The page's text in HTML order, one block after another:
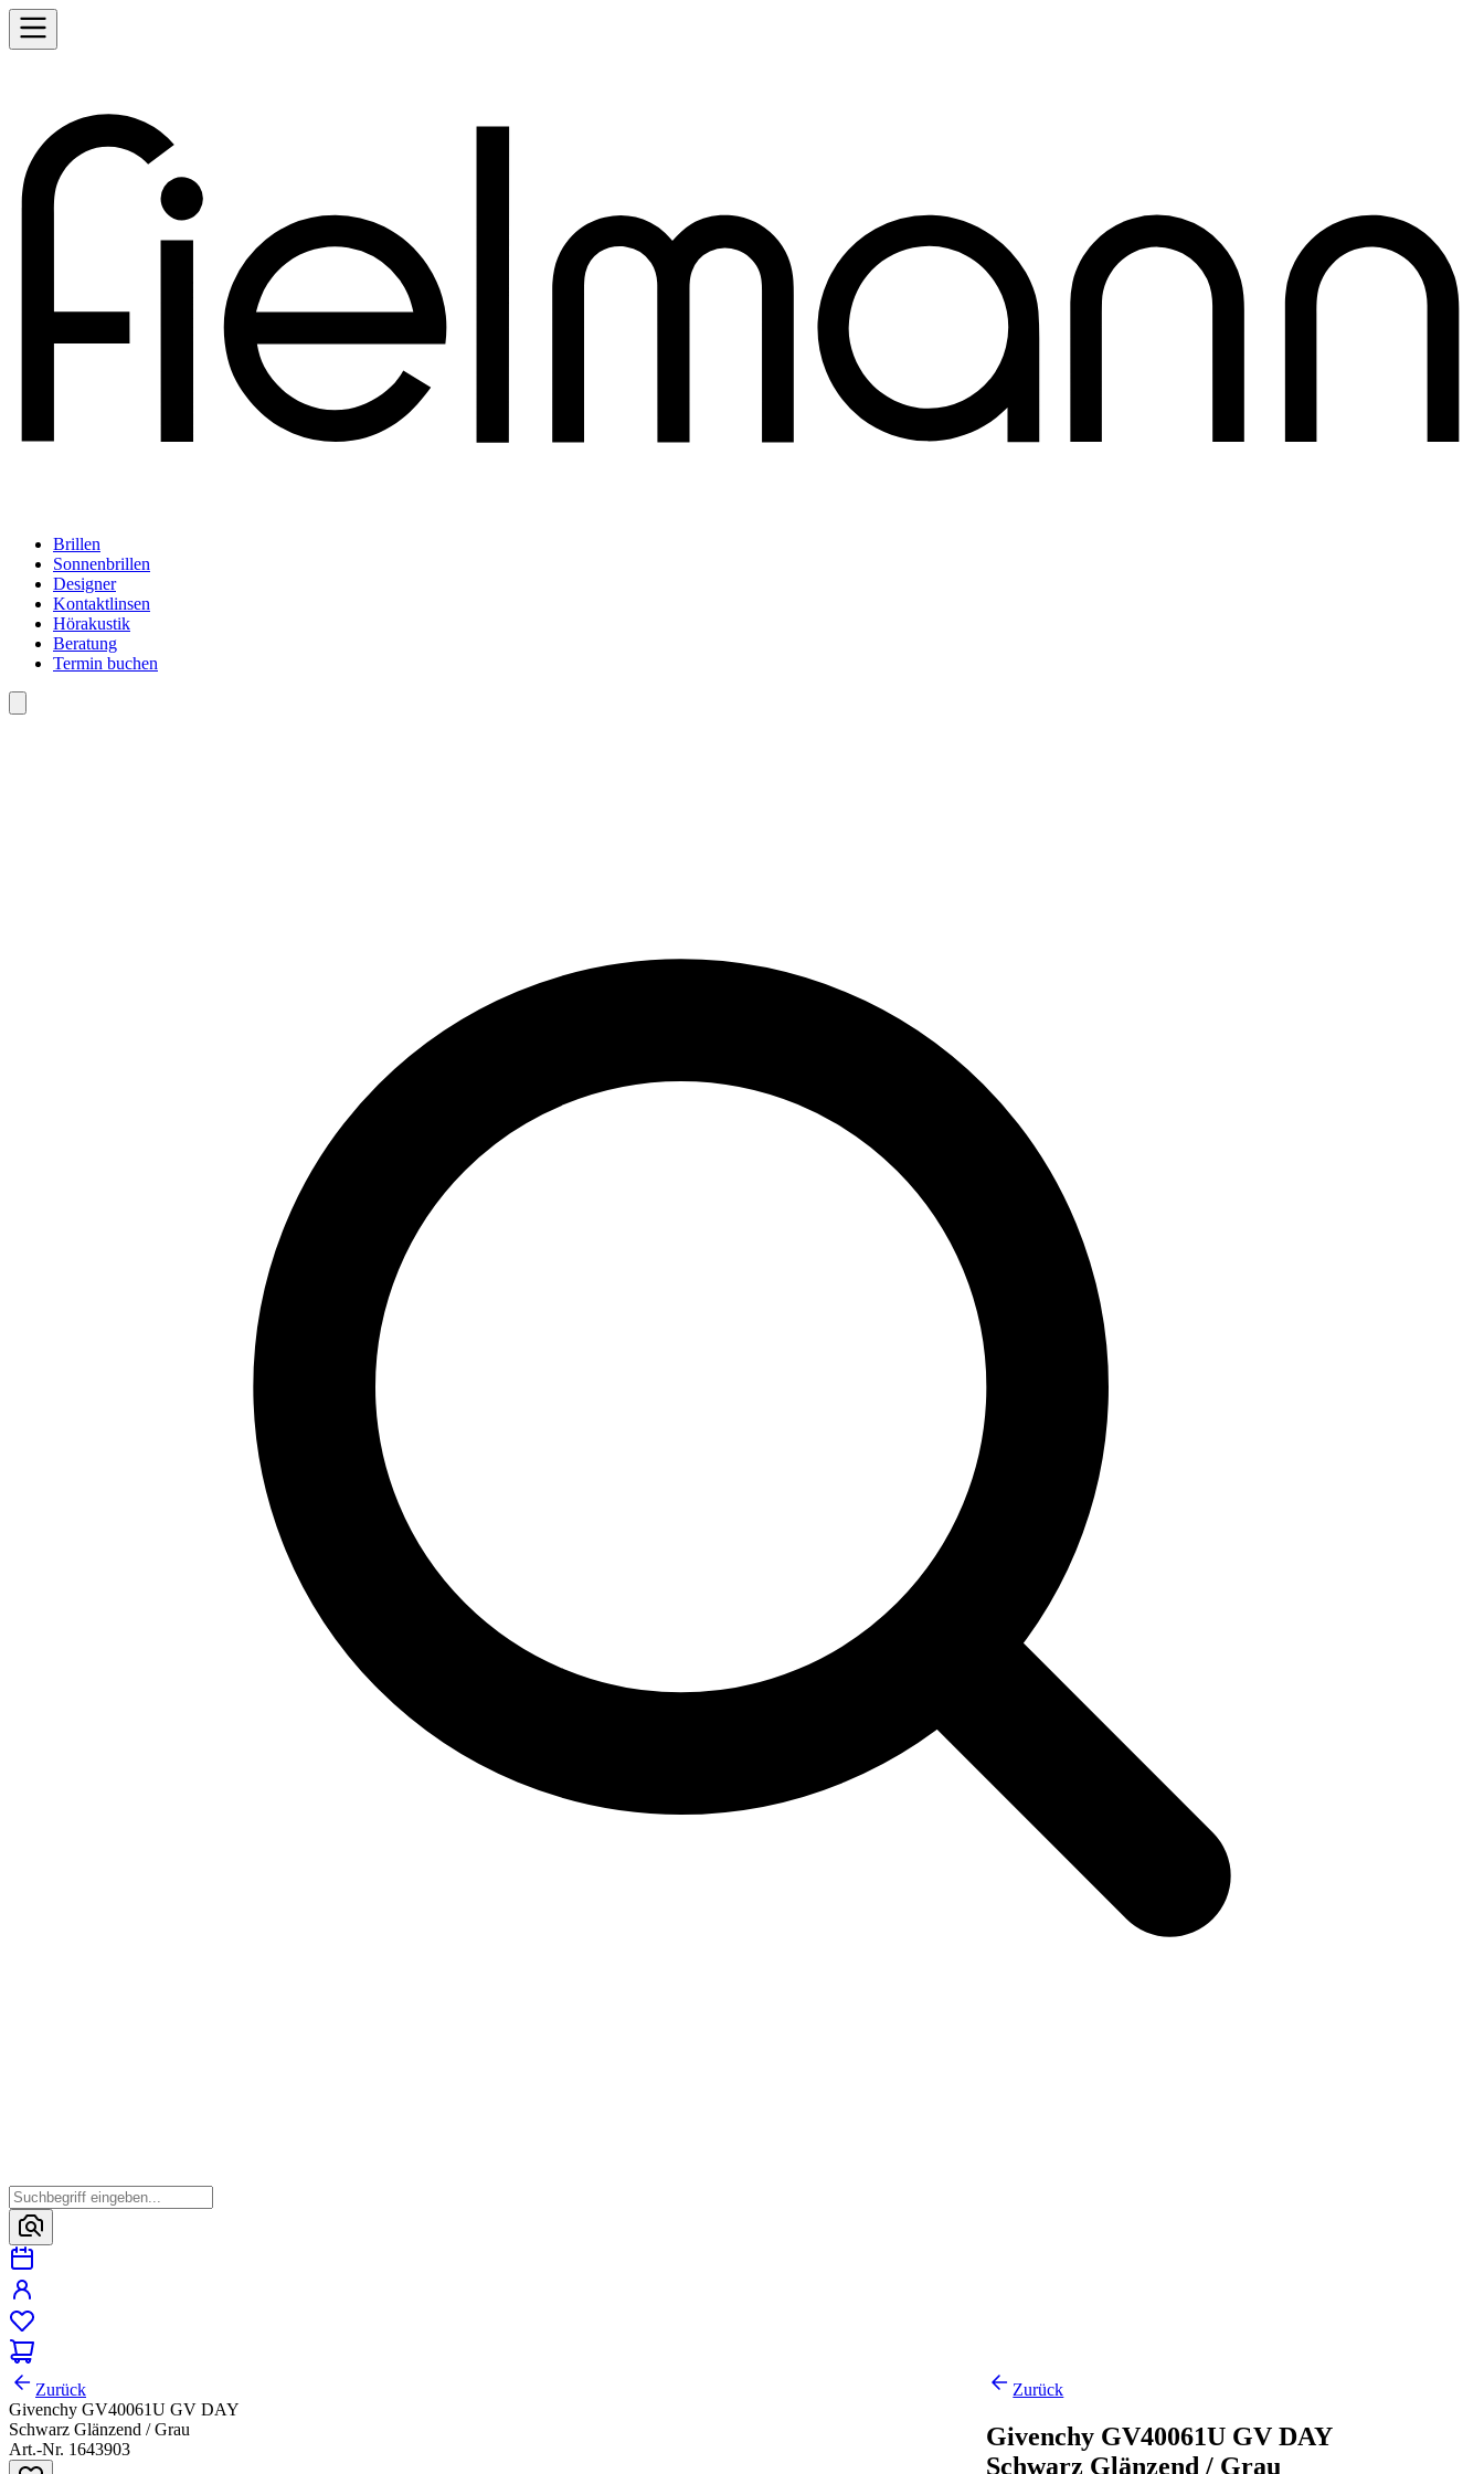
Brillen
Sonnenbrillen
Designer
Kontaktlinsen
Hörakustik
Beratung
Termin buchen
Zurück
Givenchy GV40061U GV DAY
Schwarz Glänzend / Grau
Art.-Nr. 1643903
Zurück
Givenchy GV40061U GV DAY
Schwarz Glänzend / Grau